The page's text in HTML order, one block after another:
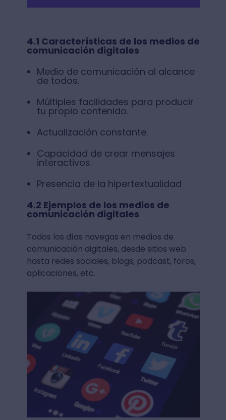
4.1 Características de los medios de
comunicación digitales
Medio de comunicación al alcance
de todos.
Múltiples facilidades para producir
tu propio contenido.
Actualización constante.
Capacidad de crear mensajes
interactivos.
Presencia de la hipertextualidad
4.2 Ejemplos de los medios de
comunicación digitales
Todos los días navegas en medios de
comunicación digitales, desde sitios web
hasta redes sociales, blogs, podcast, foros,
aplicaciones, etc.